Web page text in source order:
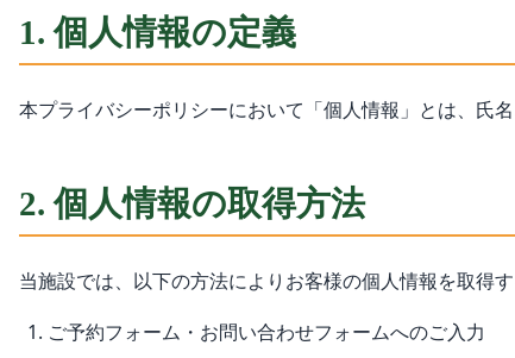
1. 個人情報の定義
本プライバシーポリシーにおいて「個人情報」とは、氏
2. 個人情報の取得方法
当施設では、以下の方法によりお客様の個人情報を取得す
ご予約フォーム・お問い合わせフォームへのご入力